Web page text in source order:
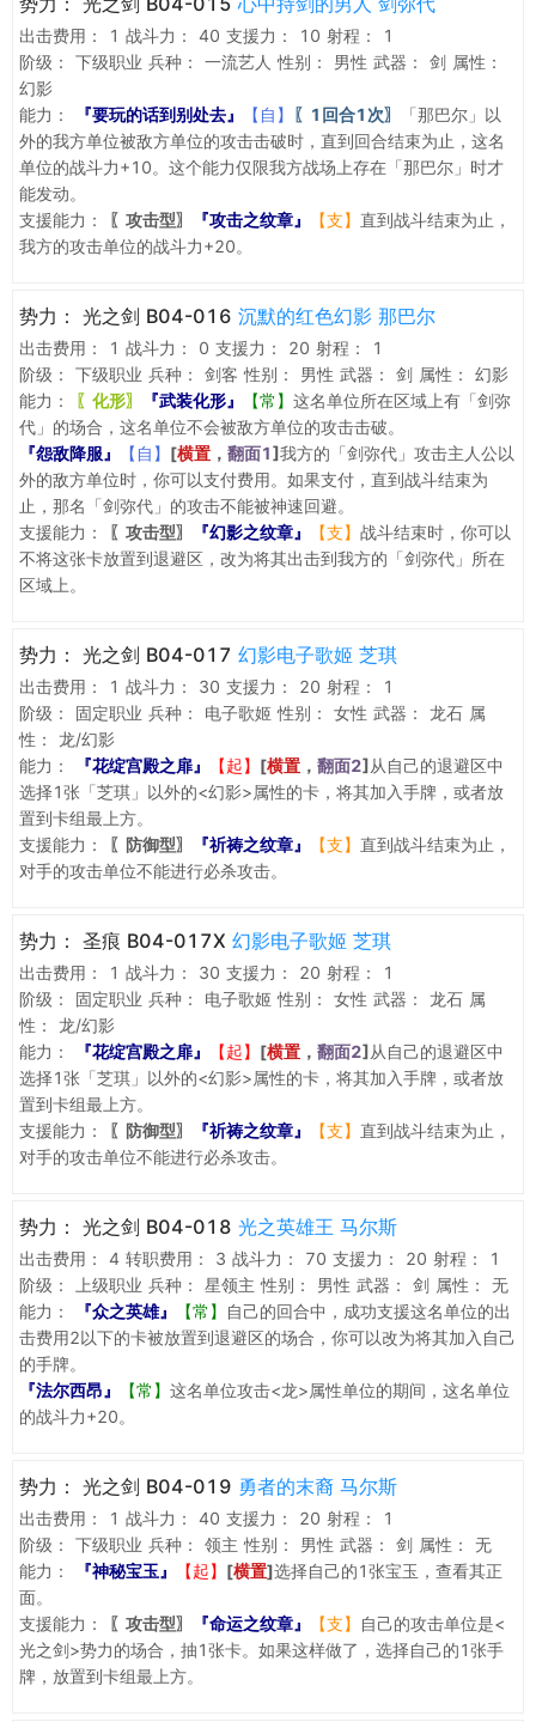
出击费用： 1 战斗力： 40 支援力： 10 射程：
1
阶级：
下级职业 兵种： 一流艺人 性别： 男性 武器： 剑 属性：
幻影
能力：
『要玩的话到别处去』 【自】 〖1回合1次〗
「那巴尔」以
外的我方单位被敌方单位的攻击击破时，直到回合结束为止，这名
单位的战斗力+10。这个能力仅限我方战场上存在「那巴尔」时才
能发动。
支援能力：
〖攻击型〗 『攻击之纹章』 【支】 直到战斗结束为止，
我方的攻击单位的战斗力+20。
势力： 光之剑 B04-016 沉默的红色幻影 那巴尔
出击费用： 1 战斗力： 0 支援力： 20 射程：
1
阶级：
下级职业 兵种： 剑客 性别： 男性 武器： 剑 属性：
幻影
能力：
〖化形〗 『武装化形』 【常】 这名单位所在区域上有「剑弥
代」的场合，这名单位不会被敌方单位的攻击击破。
『怨敌降服』
【自】 [横置 ， 翻面1]我方的「剑弥代」攻击主人公以
外的敌方单位时，你可以支付费用。如果支付，直到战斗结束为
止，那名「剑弥代」的攻击不能被神速回避。
支援能力：
〖攻击型〗 『幻影之纹章』 【支】 战斗结束时，你可以
不将这张卡放置到退避区，改为将其出击到我方的「剑弥代」所在
区域上。
势力： 光之剑 B04-017 幻影电子歌姬 芝琪
出击费用： 1 战斗力： 30 支援力： 20 射程：
1
阶级：
固定职业 兵种： 电子歌姬 性别： 女性 武器： 龙石 属
性：
龙/幻影
能力：
『花绽宫殿之扉』 【起】 [横置 ， 翻面2] 从自己的退避区中
选择1张「芝琪」以外的<幻影>属性的卡，将其加入手牌，或者放
置到卡组最上方。
支援能力：
〖防御型〗 『祈祷之纹章』 【支】 直到战斗结束为止，
对手的攻击单位不能进行必杀攻击。
势力： 圣痕 B04-017X 幻影电子歌姬 芝琪
出击费用： 1 战斗力： 30 支援力： 20 射程：
1
阶级：
固定职业 兵种： 电子歌姬 性别： 女性 武器： 龙石 属
性：
龙/幻影
能力：
『花绽宫殿之扉』 【起】 [横置 ， 翻面2] 从自己的退避区中
选择1张「芝琪」以外的<幻影>属性的卡，将其加入手牌，或者放
置到卡组最上方。
支援能力：
〖防御型〗 『祈祷之纹章』 【支】 直到战斗结束为止，
对手的攻击单位不能进行必杀攻击。
势力： 光之剑 B04-018 光之英雄王 马尔斯
出击费用： 4 转职费用： 3 战斗力： 70 支援力： 20 射程：
1
阶级：
上级职业 兵种： 星领主 性别： 男性 武器： 剑 属性：
无
能力：
『众之英雄』 【常】
自己的回合中，成功支援这名单位的出
击费用2以下的卡被放置到退避区的场合，你可以改为将其加入自己
的手牌。
『法尔西昂』
【常】 这名单位攻击<龙>属性单位的期间，这名单位
的战斗力+20。
势力： 光之剑 B04-019 勇者的末裔 马尔斯
出击费用： 1 战斗力： 40 支援力： 20 射程：
1
阶级：
下级职业 兵种： 领主 性别： 男性 武器： 剑 属性：
无
能力：
『神秘宝玉』 【起】 [横置]选择自己的1张宝玉，查看其正
面。
支援能力：
〖攻击型〗 『命运之纹章』 【支】
自己的攻击单位是<
光之剑>势力的场合，抽1张卡。如果这样做了，选择自己的1张手
牌，放置到卡组最上方。